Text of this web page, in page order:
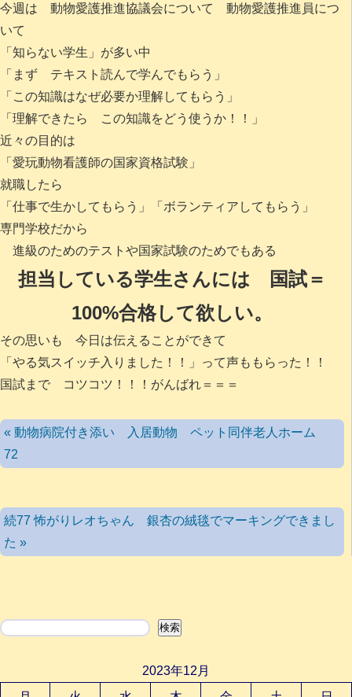
今週は 動物愛護推進協議会について 動物愛護推進員につ
いて
「知らない学生」が多い中
「まず テキスト読んで学んでもらう」
「この知識はなぜ必要か理解してもらう」
「理解できたら この知識をどう使うか！！」
近々の目的は
「愛玩動物看護師の国家資格試験」
就職したら
「仕事で生かしてもらう」「ボランティアしてもらう」
専門学校だから
進級のためのテストや国家試験のためでもある
担当している学生さんには 国試＝
100%合格して欲しい。
その思いも 今日は伝えることができて
「やる気スイッチ入りました！！」って声ももらった！！
国試まで コツコツ！！！がんばれ＝＝＝
« 動物病院付き添い 入居動物 ペット同伴老人ホーム
72
続77 怖がりレオちゃん 銀杏の絨毯でマーキングできまし
た »
検索 検索
2023年12月